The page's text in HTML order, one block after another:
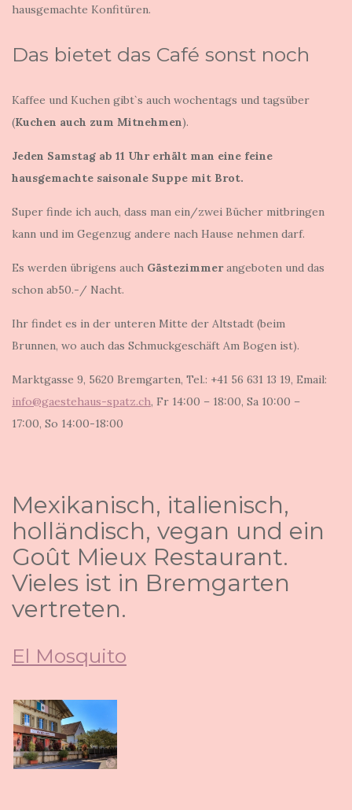
hausgemachte Konfitüren.
Das bietet das Café sonst noch
Kaffee und Kuchen gibt`s auch wochentags und tagsüber
(Kuchen auch zum Mitnehmen).
Jeden Samstag ab 11 Uhr erhält man eine feine
hausgemachte saisonale Suppe mit Brot.
Super finde ich auch, dass man ein/zwei Bücher mitbringen
kann und im Gegenzug andere nach Hause nehmen darf.
Es werden übrigens auch Gästezimmerangeboten und das
schon ab50.-/ Nacht.
Ihr findet es in der unteren Mitte der Altstadt (beim
Brunnen, wo auch das Schmuckgeschäft Am Bogen ist).
Marktgasse 9, 5620 Bremgarten, Tel.: +41 56 631 13 19, Email:
info@gaestehaus-spatz.ch, Fr 14:00 – 18:00, Sa 10:00 –
17:00, So 14:00-18:00
Mexikanisch, italienisch,
holländisch, vegan und ein
Goût Mieux Restaurant.
Vieles ist in Bremgarten
vertreten.
El Mosquito